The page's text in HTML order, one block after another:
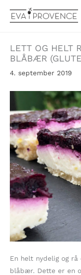
rett
LETT OG HELT
BLÅBÆR
4. september 2019
En helt nydelig og
blåbær. Dette er en